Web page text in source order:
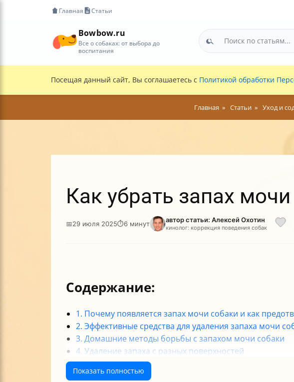
Главная Статьи
Bowbow.ru
Все о собаках: от выбора до
воспитания
Посещая данный сайт, Вы соглашаетесь с Политикой обработки
Главная Статьи Уход и
Как убрать запах
📅29 июля 2025⏱6 минут автор статьи: Алексей Охотин
кинолог: коррекция поведения собак
Содержание:
1. Почему появляется запах мочи собаки и как
2. Эффективные средства для удаления запаха мочи
3. Домашние методы борьбы с запахом мочи собаки
4. Удаление запаха с разных поверхностей
5. Безопасность и обработка поверхностей после
6. Дополнительные советы
Показать полностью